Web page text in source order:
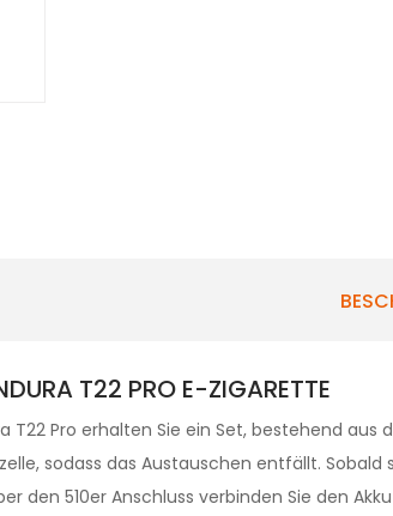
T22 PRO E-ZIGARETTE
T22 Pro erhalten Sie ein Set, bestehend aus
sodass das Austauschen entfällt.
den 510er Anschluss verbinden Sie den